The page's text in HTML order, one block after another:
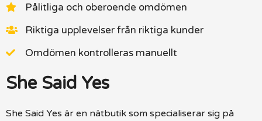
Pålitliga och oberoende omdömen
Riktiga upplevelser från riktiga kunder
Omdömen kontrolleras manuellt
She Said Yes
She Said Yes är en nätbutik som specialiserar sig på